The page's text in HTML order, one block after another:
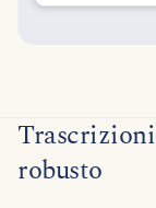
robusto